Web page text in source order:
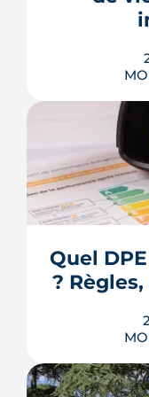
Écoles,
projets
3e ville de
Quel
?